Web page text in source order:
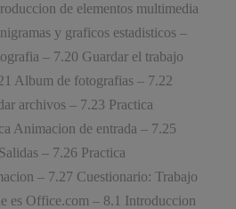
de elementos multimedia
y graficos estadisticos –
– 7.20 Guardar el trabajo
Album de fotografias – 7.22
archivos – 7.23 Practica
Animacion de entrada – 7.25
– 7.26 Practica
– 7.27 Cuestionario: Trabajo
es Office.com – 8.1 Introduccion